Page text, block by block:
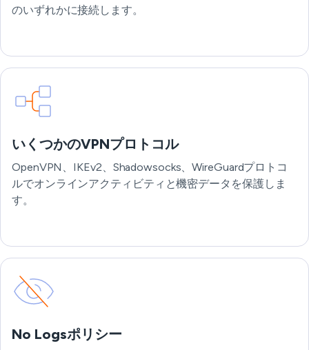
のいずれかに接続します。
いくつかのVPNプロトコル
OpenVPN、IKEv2、Shadowsocks、WireGuardプロトコ
ルでオンラインアクティビティと機密データを保護しま
す。
No Logsポリシー